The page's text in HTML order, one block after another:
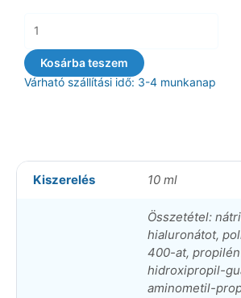
890 Ft. 915 Ft.
Systane
HYDRATION® tartósítószer-
mentes
Szállítás:
Kosárba teszem
Várható szállítási idő: 3-4 munkanap
Kiszerelés 10 ml
Összetétel:
hialuronátot,
400-at,
hidroxipropil-
aminometil-